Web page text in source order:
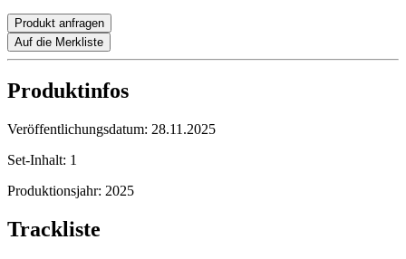
Produkt anfragen
Auf die Merkliste
Produktinfos
Veröffentlichungsdatum: 28.11.2025
Set-Inhalt: 1
Produktionsjahr: 2025
Trackliste